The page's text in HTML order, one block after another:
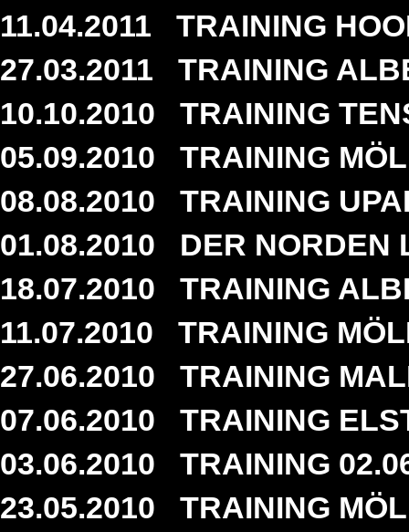
11.04.2011
TRAINING
27.03.2011
TRAINING
10.10.2010
TRAINING
05.09.2010
TRAINING
08.08.2010
TRAINING
01.08.2010
DER NORDEN
18.07.2010
TRAINING
11.07.2010
TRAINING
27.06.2010
TRAINING
07.06.2010
TRAINING
03.06.2010
TRAINING
23.05.2010
TRAINING